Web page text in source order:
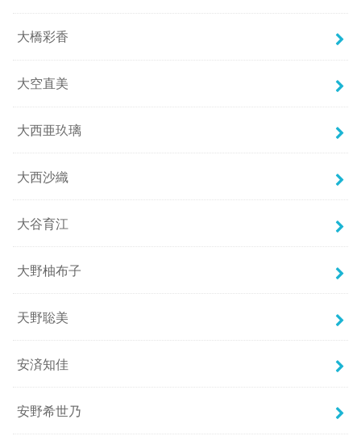
大橋彩香
大空直美
大西亜玖璃
大西沙織
大谷育江
大野柚布子
天野聡美
安済知佳
安野希世乃